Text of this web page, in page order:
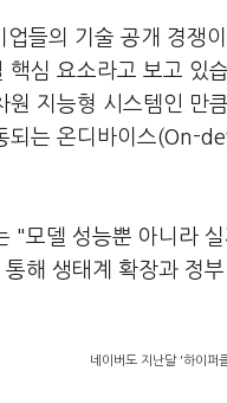
업들의 기술 공개 경쟁
핵심 요소라고 보고 있
원 지능형 시스템인 만
되는 온디바이스(On-
"모델 성능뿐 아니라
해 생태계 확장과 정
네이버도 지난달 '하이퍼